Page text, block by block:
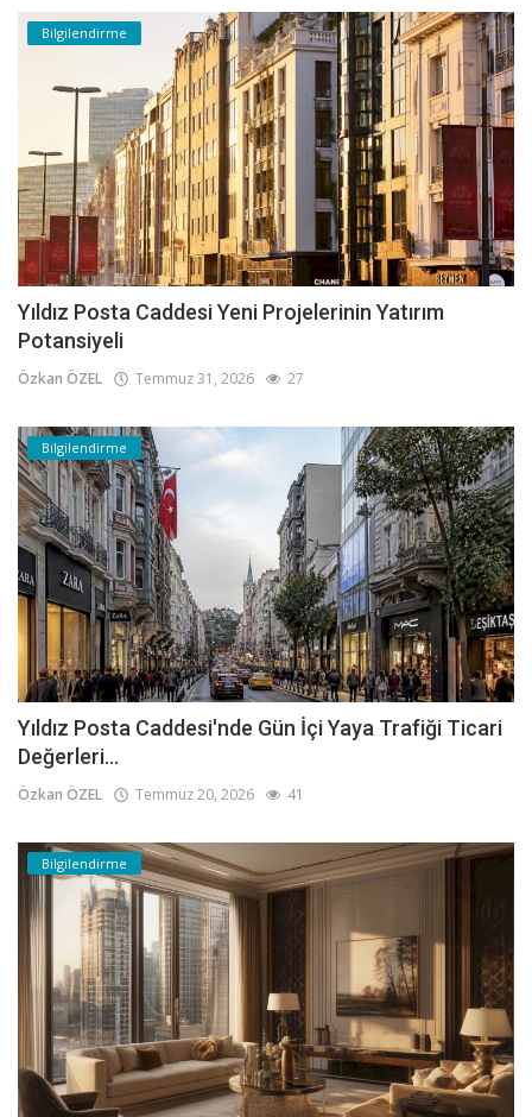
Bilgilendirme
Yıldız Posta Caddesi Yeni Projelerinin Yatırım
Potansiyeli
Özkan ÖZEL Temmuz 31, 2026 27
Bilgilendirme
Yıldız Posta Caddesi'nde Gün İçi Yaya Trafiği Ticari
Değerleri...
Özkan ÖZEL Temmuz 20, 2026 41
Bilgilendirme